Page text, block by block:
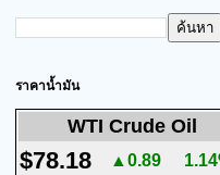
ราคาน้ำมัน
WTI Crude Oil
$78.18 ▲0.89